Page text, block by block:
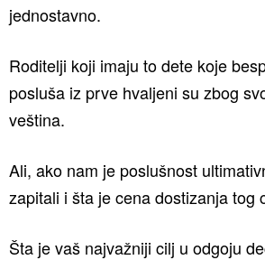
jednostavno.
Roditelji koji imaju to dete koje
posluša iz prve hvaljeni su zbog
veština.
Ali, ako nam je poslušnost
zapitali i šta je cena dostizanja tog
Šta je vaš najvažniji cilj u odgoju